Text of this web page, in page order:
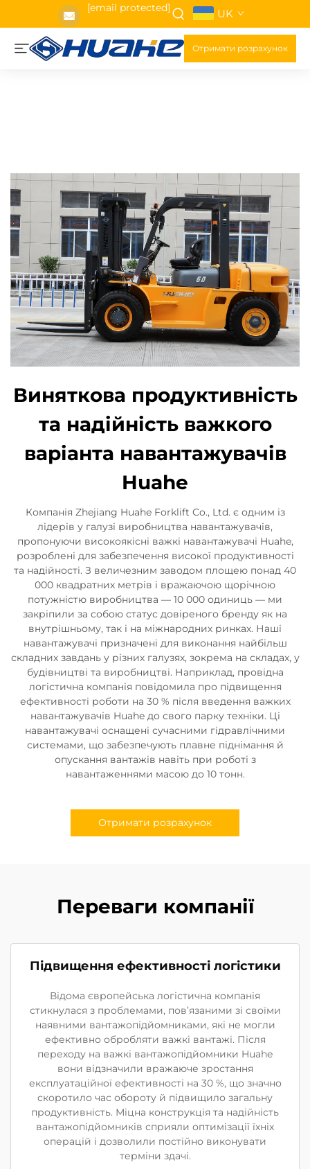
[email protected] UK
Отримати розрахунок
Виняткова продуктивність
та надійність важкого
варіанта навантажувачів
Huahe
Компанія Zhejiang Huahe Forklift Co., Ltd. є одним із
лідерів у галузі виробництва навантажувачів,
пропонуючи високоякісні важкі навантажувачі Huahe,
розроблені для забезпечення високої продуктивності
та надійності. З величезним заводом площею понад 40
000 квадратних метрів і вражаючою щорічною
потужністю виробництва — 10 000 одиниць — ми
закріпили за собою статус довіреного бренду як на
внутрішньому, так і на міжнародних ринках. Наші
навантажувачі призначені для виконання найбільш
складних завдань у різних галузях, зокрема на складах, у
будівництві та виробництві. Наприклад, провідна
логістична компанія повідомила про підвищення
ефективності роботи на 30 % після введення важких
навантажувачів Huahe до свого парку техніки. Ці
навантажувачі оснащені сучасними гідравлічними
системами, що забезпечують плавне піднімання й
опускання вантажів навіть при роботі з
навантаженнями масою до 10 тонн.
Отримати розрахунок
Переваги компанії
Підвищення ефективності логістики
Відома європейська логістична компанія
стикнулася з проблемами, пов’язаними зі своїми
наявними вантажопідйомниками, які не могли
ефективно обробляти важкі вантажі. Після
переходу на важкі вантажопідйомники Huahe
вони відзначили вражаюче зростання
експлуатаційної ефективності на 30 %, що значно
скоротило час обороту й підвищило загальну
продуктивність. Міцна конструкція та надійність
вантажопідйомників сприяли оптимізації їхніх
операцій і дозволили постійно виконувати
терміни здачі.